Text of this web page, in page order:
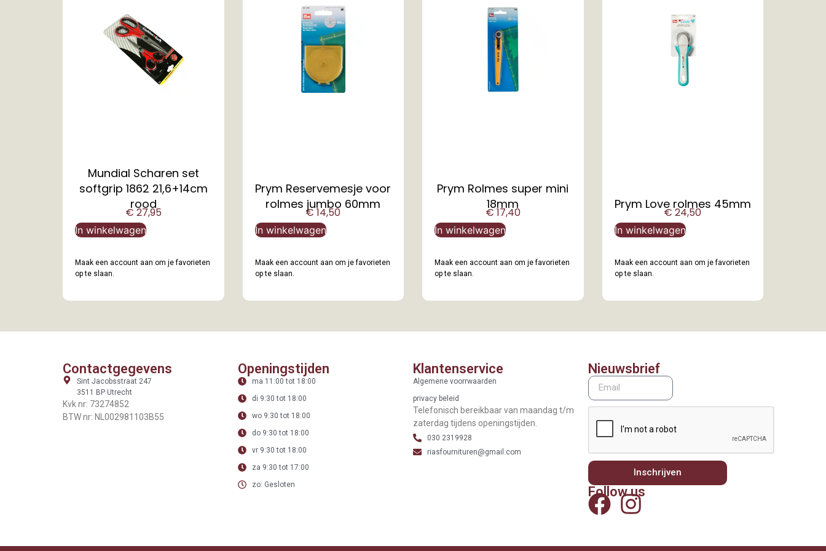
Mundial Scharen set
softgrip 1862 21,6+14cm
rood
€ 27,95
In winkelwagen
Maak een account aan om je favorieten
op te slaan.
Prym Reservemesje voor
rolmes jumbo 60mm
€14,50
In winkelwagen
Maak een account aan om je favorieten
op te slaan.
Prym Rolmes super mini
18mm
€17,40
In winkelwagen
Maak een account aan om je favorieten
op te slaan.
Prym Love rolmes 45mm
€24,50
In winkelwagen
Maak een account aan om je favorieten
op te slaan.
Contactgegevens
Sint Jacobsstraat 247
3511 BP Utrecht
Kvk nr: 73274852
BTW nr: NL002981103B55
Openingstijden
ma 11:00 tot 18:00
di 9:30 tot 18:00
wo 9:30 tot 18:00
do 9:30 tot 18:00
vr 9:30 tot 18:00
za 9:30 tot 17:00
zo: Gesloten
Klantenservice
Algemene voorrwaarden
privacy beleid
Telefonisch bereikbaar van maandag t/m
zaterdag tijdens openingstijden.
030 2319928
riasfournituren@gmail.com
Nieuwsbrief
Inschrijven
Follow us